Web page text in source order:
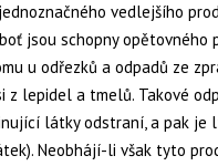
vedlejšího
jsou schopny opětovného
u odřezků a odpadů ze
z lepidel a tmelů. Takové
látky odstraní, a pak je
Neobhájí-li však tyto